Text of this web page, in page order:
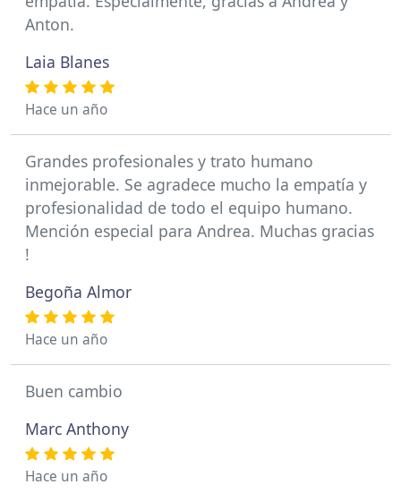
Anton.
Laia Blanes
Hace un año
Grandes profesionales y trato humano
inmejorable. Se agradece mucho la empatía y
profesionalidad de todo el equipo humano.
Mención especial para Andrea. Muchas gracias
!
Begoña Almor
Hace un año
Buen cambio
Marc Anthony
Hace un año